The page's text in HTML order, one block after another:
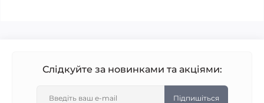
Слідкуйте за новинками та акціями:
Підпишіться